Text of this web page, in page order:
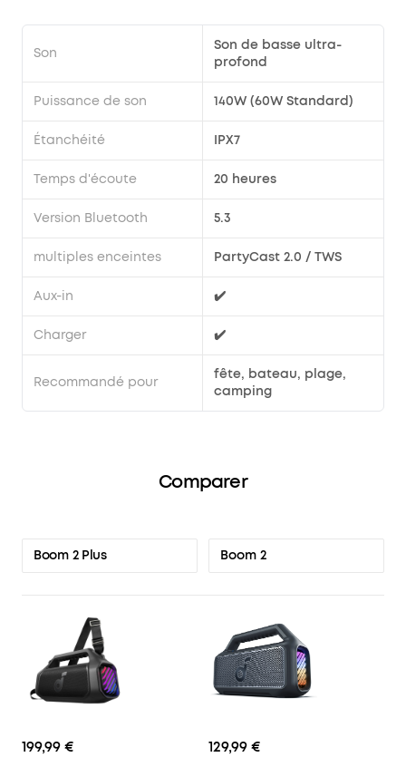
Son
Son de basse ultra-
profond
Puissance de son 140W (60W Standard)
Étanchéité IPX7
Temps d'écoute 20 heures
Version Bluetooth 5.3
multiples enceintes PartyCast 2.0 / TWS
Aux-in ✔️
Charger ✔️
Recommandé pour
fête, bateau, plage,
camping
Comparer
Boom 2 Plus Boom 2
199,99 € 129,99 €